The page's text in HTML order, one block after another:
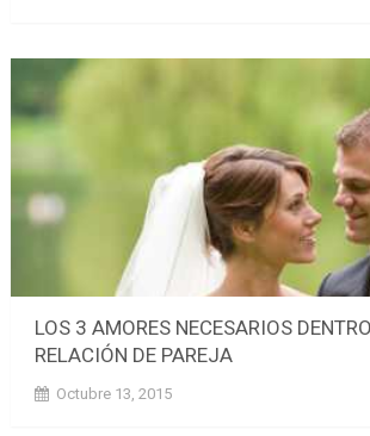
LOS 3 AMORES NECESARIOS
RELACIÓN DE PAREJA
Octubre 13, 2015